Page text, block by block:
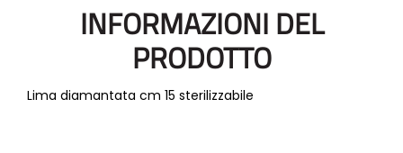
INFORMAZIONI DEL
PRODOTTO
Lima diamantata cm 15 sterilizzabile